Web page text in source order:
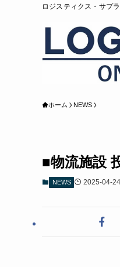
ロジスティクス・サプ
ホーム NEWS
■物流施設
NEWS 2025-04-24